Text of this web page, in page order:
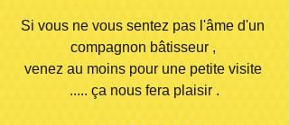
Si vous ne vous sentez pas l'âme d'un
compagnon bâtisseur ,
venez au moins pour une petite visite
..... ça nous fera plaisir .